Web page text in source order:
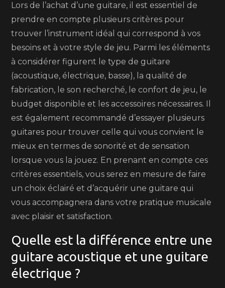
Lors de l’achat d’une guitare, il est essentiel de
prendre en compte plusieurs critères pour
trouver l’instrument idéal qui correspond à vos
besoins et à votre style de jeu. Parmi les éléments
à considérer figurent le type de guitare
(acoustique, électrique, basse), la qualité de
fabrication, le son recherché, le confort de jeu, le
budget disponible et les accessoires nécessaires. Il
est également recommandé d’essayer plusieurs
guitares pour trouver celle qui vous convient le
mieux en termes de sonorité et de sensation
lorsque vous la jouez. En prenant en compte ces
critères essentiels, vous serez en mesure de faire
un choix éclairé et d’acquérir une guitare qui
vous accompagnera dans votre pratique musicale
avec plaisir et satisfaction.
Quelle est la différence entre une
guitare acoustique et une guitare
électrique ?